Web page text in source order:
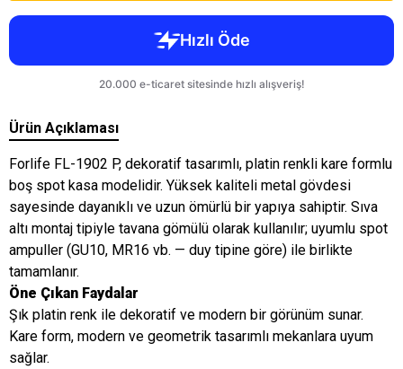
Ürün Açıklaması
Forlife FL-1902 P, dekoratif tasarımlı, platin renkli kare formlu
boş spot kasa modelidir. Yüksek kaliteli metal gövdesi
sayesinde dayanıklı ve uzun ömürlü bir yapıya sahiptir. Sıva
altı montaj tipiyle tavana gömülü olarak kullanılır; uyumlu spot
ampuller (GU10, MR16 vb. — duy tipine göre) ile birlikte
tamamlanır.
Öne Çıkan Faydalar
Şık platin renk ile dekoratif ve modern bir görünüm sunar.
Kare form, modern ve geometrik tasarımlı mekanlara uyum
sağlar.